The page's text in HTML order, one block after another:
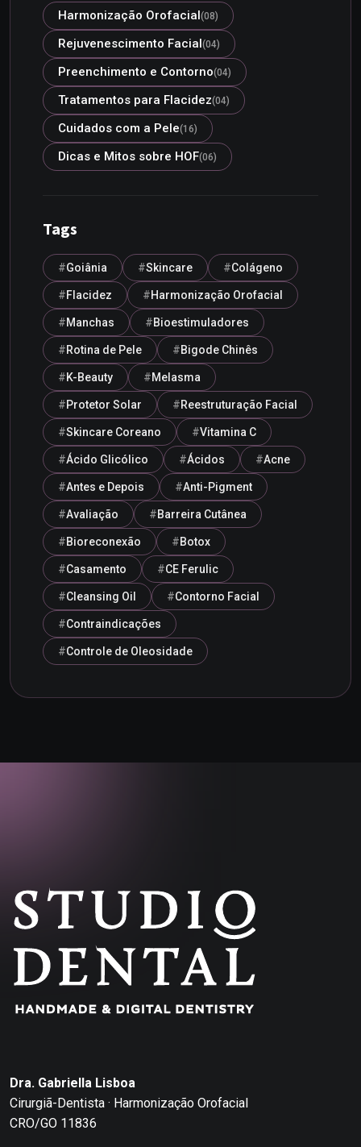
Harmonização Orofacial(08)
Rejuvenescimento Facial(04)
Preenchimento e Contorno(04)
Tratamentos para Flacidez(04)
Cuidados com a Pele(16)
Dicas e Mitos sobre HOF(06)
Tags
Goiânia Skincare Colágeno
Flacidez Harmonização Orofacial
Manchas Bioestimuladores
Rotina de Pele Bigode Chinês
K-Beauty Melasma
Protetor Solar Reestruturação Facial
Skincare Coreano Vitamina C
Ácido Glicólico Ácidos Acne
Antes e Depois Anti-Pigment
Avaliação Barreira Cutânea
Bioreconexão Botox
Casamento CE Ferulic
Cleansing Oil Contorno Facial
Contraindicações
Controle de Oleosidade
Dra. Gabriella Lisboa
Cirurgiã-Dentista · Harmonização Orofacial
CRO/GO 11836